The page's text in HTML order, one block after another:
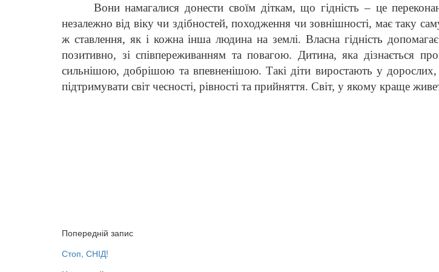
Вони намагалися донести своїм діткам, що гідність – це
незалежно від віку чи здібностей, походження чи зовнішності, має таку
ж ставлення, як і кожна інша людина на землі. Власна гідність
позитивно, зі співпереживанням та повагою. Дитина, яка дізнається про
сильнішою, добрішою та впевненішою. Такі діти виростають у
підтримувати світ чесності, рівності та прийняття. Світ, у якому краще
Попередній запис
Стоп, СНІД!